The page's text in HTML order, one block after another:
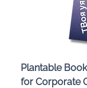
Plantable
for Corporate